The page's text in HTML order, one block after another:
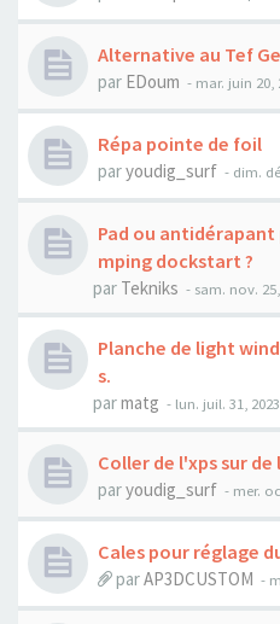
Alternative au Tef
par EDoum - mar. juin 20,
Répa pointe de foil
paryoudig_surf - dim.
Pad ou antidérapant
mping dockstart ?
par Tekniks - sam. nov.
Planche de light
s.
parmatg - lun. juil. 31,
Coller de l'xps sur de
paryoudig_surf - mer.
Cales pour réglage
parAP3DCUSTOM -